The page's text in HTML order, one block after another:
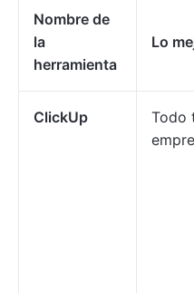
Nombre de
la
herramienta
Lo
ClickUp
Todo